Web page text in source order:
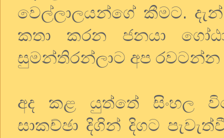
වෙල්ලාලයන්ගේ කීමට.
කතා කරන ජනයා
සුමන්තිරන්ලාට අප රවටන්න
අද කළ යුත්තේ සිංහල
සාකච්ඡා දිගින් දිගට